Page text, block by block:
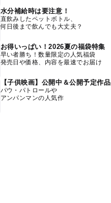
水分補給時は要注意！
直飲みしたペットボトル、
何日後まで飲んでも大丈夫？
お得いっぱい！2026夏の福袋特集
早い者勝ち！数量限定の人気福袋
発売日や価格、内容を最速でお届け
【子供映画】公開中＆公開予定作品
パウ・パトロールや
アンパンマンの人気作